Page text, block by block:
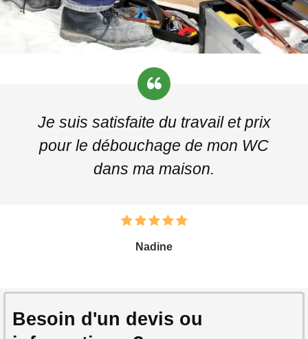
Je suis satisfaite du travail et prix
pour le débouchage de mon WC
dans ma maison.
Nadine
Besoin d'un devis ou